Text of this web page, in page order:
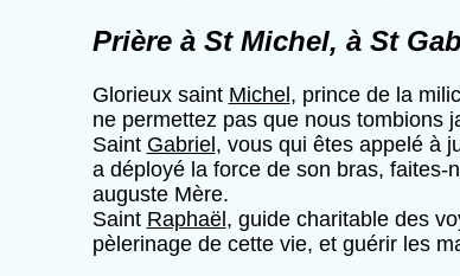
Prière à St Michel, à St
Glorieux saint Michel , prince de la
ne permettez pas que nous tombions
Saint Gabriel , vous qui êtes appelé à
a déployé la force de son bras,
auguste Mère.
Saint Raphaël , guide charitable des
pèlerinage de cette vie, et guérir les